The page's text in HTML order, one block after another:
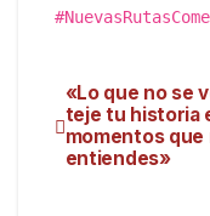
«Lo que no se
teje tu historia
momentos que
entiendes»